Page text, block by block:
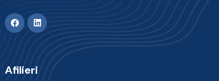
Afilieri